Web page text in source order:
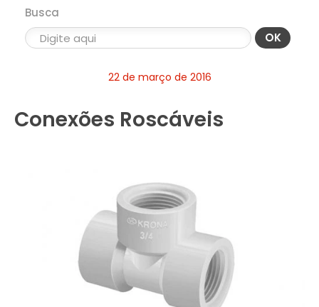
Busca
OK
22 de março de 2016
Conexões Roscáveis